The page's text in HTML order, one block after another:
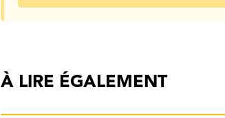
À LIRE ÉGALEMENT